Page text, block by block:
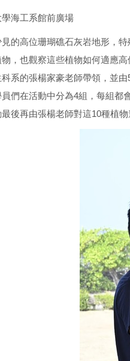
海工系館前廣場
的高位珊瑚礁石灰岩地形，
，也觀察這些植物如何適應高
系的張楊家豪老師帶領，並
們在活動中分為4組，每組都
後再由張楊老師對這10種植